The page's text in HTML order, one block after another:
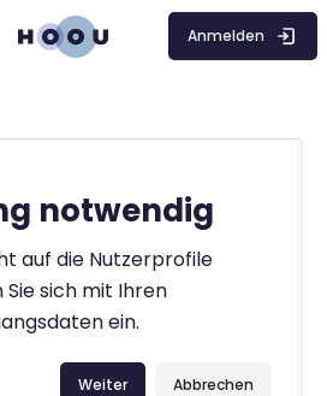
Anmelden
notwendig
auf die Nutzerprofile
Sie sich mit Ihren
ein.
Abbrechen
Weiter